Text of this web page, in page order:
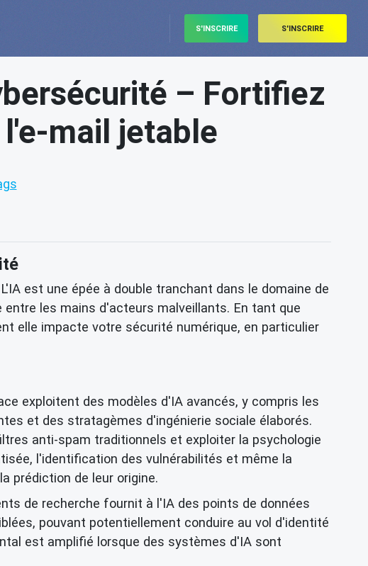
S'INSCRIRE S'INSCRIRE
– Fortifiez
mail jetable
est une épée à double tranchant dans le domaine de
les mains d'acteurs malveillants. En tant que
elle impacte votre sécurité numérique, en particulier
exploitent des modèles d'IA avancés, y compris les
et des stratagèmes d'ingénierie sociale élaborés.
anti-spam traditionnels et exploiter la psychologie
l'identification des vulnérabilités et même la
prédiction de leur origine.
de recherche fournit à l'IA des points de données
pouvant potentiellement conduire au vol d'identité
est amplifié lorsque des systèmes d'IA sont